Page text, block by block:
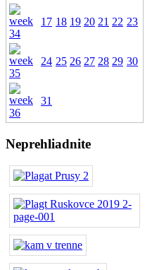
17 18 19 20 21 22 23
24 25 26 27 28 29 30
31
Neprehliadnite